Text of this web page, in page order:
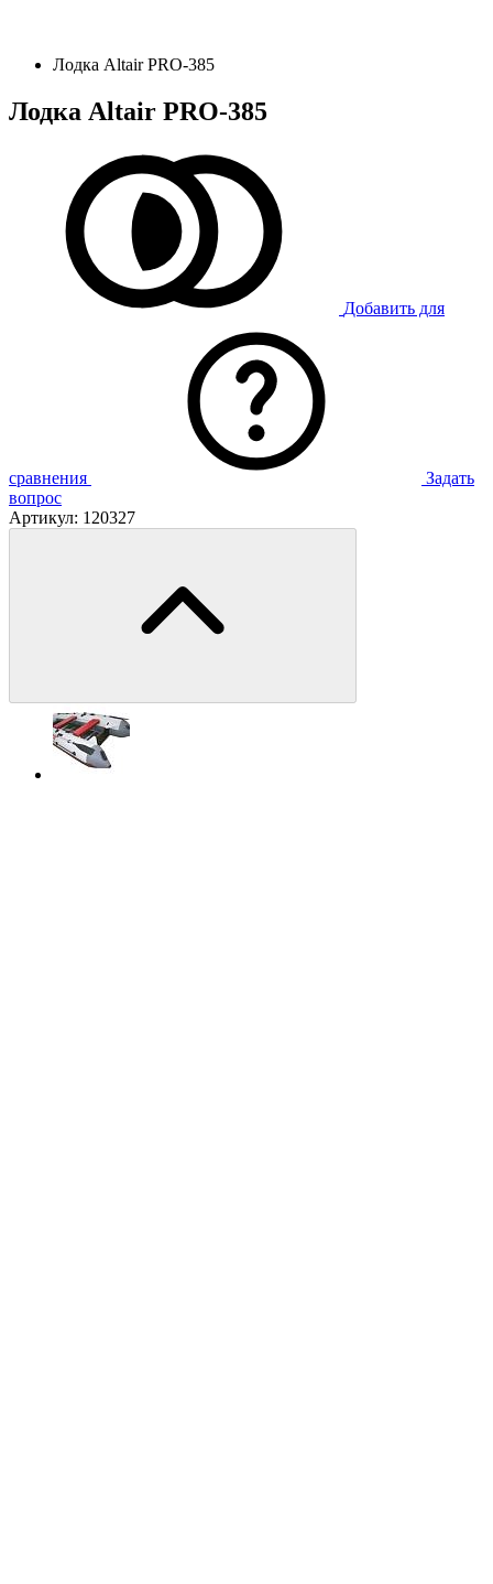
Лодка Altair PRO-385
Лодка Altair PRO-385
Добавить для
сравнения
Задать
вопрос
Артикул: 120327